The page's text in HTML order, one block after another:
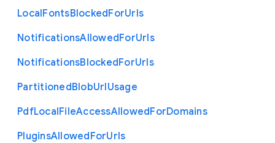
LocalFontsBlockedForUrls
NotificationsAllowedForUrls
NotificationsBlockedForUrls
PartitionedBlobUrlUsage
PdfLocalFileAccessAllowedForDomains
PluginsAllowedForUrls